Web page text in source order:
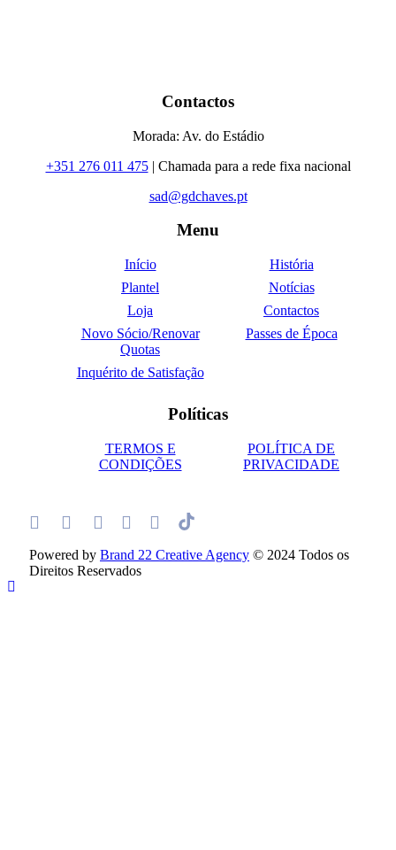
Contactos
Morada: Av. do Estádio
+351 276 011 475| Chamada para a rede fixa nacional
sad@gdchaves.pt
Menu
Início
História
Plantel
Notícias
Loja
Contactos
Novo Sócio/Renovar
Quotas
Passes de Época
Inquérito de Satisfação
Políticas
TERMOS E
CONDIÇÕES
POLÍTICA DE
PRIVACIDADE
Powered by Brand 22 Creative Agency © 2024 Todos os
Direitos Reservados